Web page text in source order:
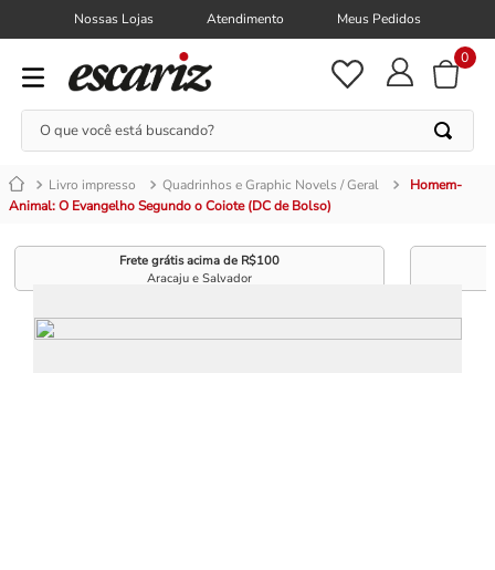
Nossas Lojas Atendimento Meus Pedidos
0
O que você está buscando?
Livro impresso Quadrinhos e Graphic Novels / Geral
Homem-
Animal: O Evangelho Segundo o Coiote (DC de Bolso)
Frete grátis acima de R$100
Aracaju e Salvador